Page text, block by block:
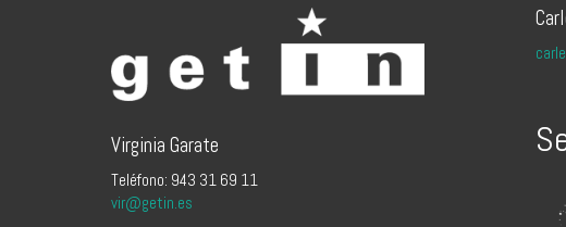
Virginia Garate
Teléfono: 943 31 69 11
vir@getin.es